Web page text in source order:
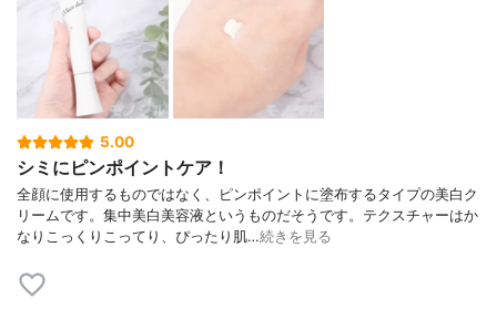
5.00
シミにピンポイントケア！
全顔に使用するものではなく、ピンポイントに塗布するタイプの美白ク
リームです。集中美白美容液というものだそうです。テクスチャーはか
なりこっくりこってり、ぴったり肌…続きを見る